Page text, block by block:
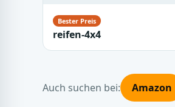
reifen-4x4
Auch suchen bei: Amazon